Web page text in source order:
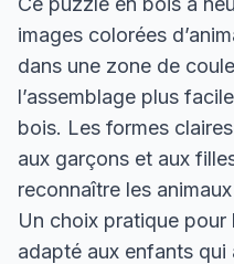
images colorées
dans une zone de
l’assemblage plus
bois. Les formes
aux garçons et aux
reconnaître les
Un choix pratique pour
adapté aux enfants